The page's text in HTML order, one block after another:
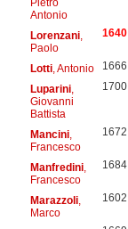
Antonio
Lorenzani,
Paolo
1640
Lotti, Antonio 1666
Luparini,
Giovanni
Battista
1700
Mancini,
Francesco
1672
Manfredini,
Francesco
1684
Marazzoli,
Marco
1602